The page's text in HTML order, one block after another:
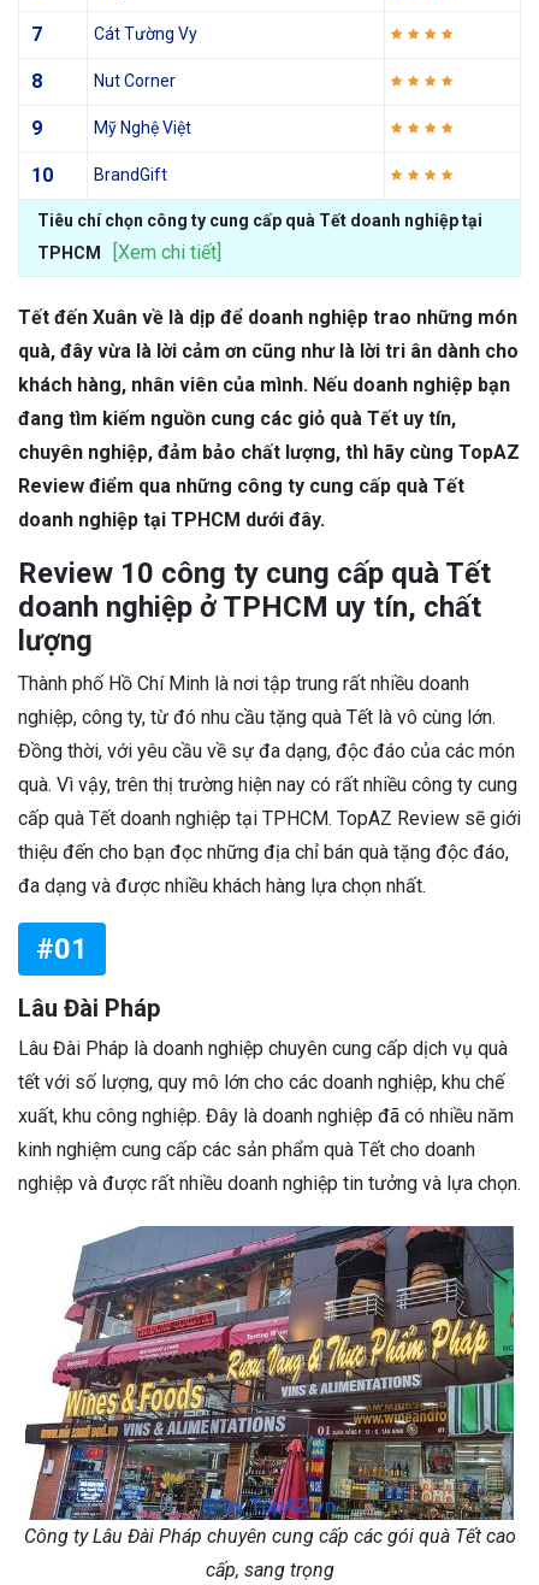
7 Cát Tường Vy
8 Nut Corner
9 Mỹ Nghệ Việt
10 BrandGift
Tiêu chí chọn công ty cung cấp quà Tết doanh nghiệp tại
TPHCM
[Xem chi tiết]
Tết đến Xuân về là dịp để doanh nghiệp trao những món
quà, đây vừa là lời cảm ơn cũng như là lời tri ân dành cho
khách hàng, nhân viên của mình. Nếu doanh nghiệp bạn
đang tìm kiếm nguồn cung các giỏ quà Tết uy tín,
chuyên nghiệp, đảm bảo chất lượng, thì hãy cùng TopAZ
Review điểm qua những công ty cung cấp quà Tết
doanh nghiệp tại TPHCM dưới đây.
Review 10 công ty cung cấp quà Tết
doanh nghiệp ở TPHCM uy tín, chất
lượng
Thành phố Hồ Chí Minh là nơi tập trung rất nhiều doanh
nghiệp, công ty, từ đó nhu cầu tặng quà Tết là vô cùng lớn.
Đồng thời, với yêu cầu về sự đa dạng, độc đáo của các món
quà. Vì vậy, trên thị trường hiện nay có rất nhiều công ty cung
cấp quà Tết doanh nghiệp tại TPHCM. TopAZ Review sẽ giới
thiệu đến cho bạn đọc những địa chỉ bán quà tặng độc đáo,
đa dạng và được nhiều khách hàng lựa chọn nhất.
#01
Lâu Đài Pháp
Lâu Đài Pháp là doanh nghiệp chuyên cung cấp dịch vụ quà
tết với số lượng, quy mô lớn cho các doanh nghiệp, khu chế
xuất, khu công nghiệp. Đây là doanh nghiệp đã có nhiều năm
kinh nghiệm cung cấp các sản phẩm quà Tết cho doanh
nghiệp và được rất nhiều doanh nghiệp tin tưởng và lựa chọn.
Công ty Lâu Đài Pháp chuyên cung cấp các gói quà Tết cao
cấp, sang trọng